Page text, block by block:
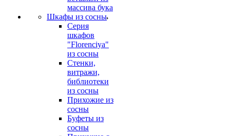
массива бука
Шкафы из сосны
Серия
шкафов
"Florenciya"
из сосны
Стенки,
витражи,
библиотеки
из сосны
Прихожие из
сосны
Буфеты из
сосны